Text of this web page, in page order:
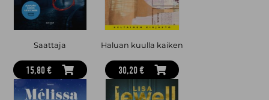
Saattaja
15,80 €
Haluan kuulla kaiken
30,20 €